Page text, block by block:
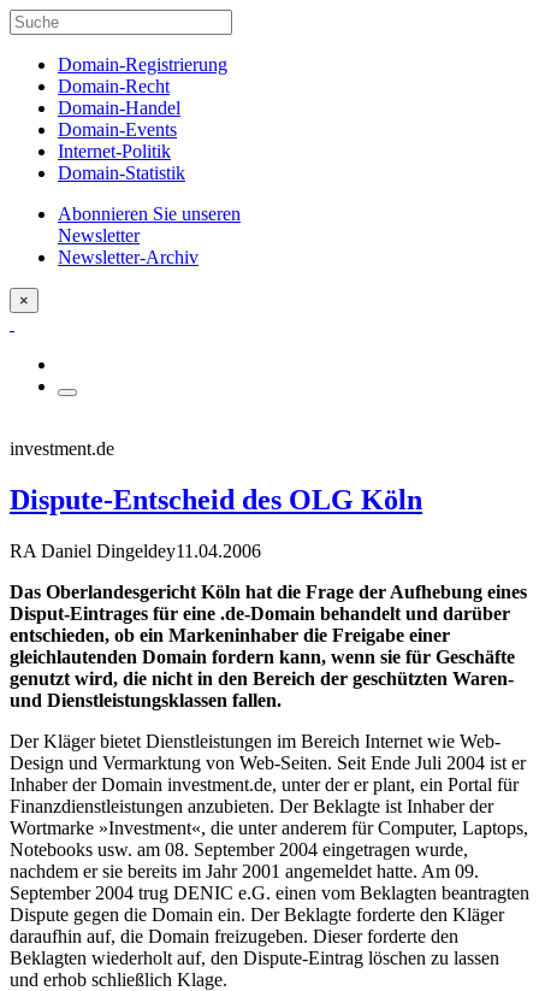
Domain-Registrierung
Domain-Recht
Domain-Handel
Domain-Events
Internet-Politik
Domain-Statistik
Abonnieren Sie unseren
Newsletter
Newsletter-Archiv
×
investment.de
Dispute-Entscheid des OLG Köln
RA Daniel Dingeldey11.04.2006
Das Oberlandesgericht Köln hat die Frage der Aufhebung eines
Disput-Eintrages für eine .de-Domain behandelt und darüber
entschieden, ob ein Markeninhaber die Freigabe einer
gleichlautenden Domain fordern kann, wenn sie für Geschäfte
genutzt wird, die nicht in den Bereich der geschützten Waren-
und Dienstleistungsklassen fallen.
Der Kläger bietet Dienstleistungen im Bereich Internet wie Web-
Design und Vermarktung von Web-Seiten. Seit Ende Juli 2004 ist er
Inhaber der Domain investment.de, unter der er plant, ein Portal für
Finanzdienstleistungen anzubieten. Der Beklagte ist Inhaber der
Wortmarke »Investment«, die unter anderem für Computer, Laptops,
Notebooks usw. am 08. September 2004 eingetragen wurde,
nachdem er sie bereits im Jahr 2001 angemeldet hatte. Am 09.
September 2004 trug DENIC e.G. einen vom Beklagten beantragten
Dispute gegen die Domain ein. Der Beklagte forderte den Kläger
daraufhin auf, die Domain freizugeben. Dieser forderte den
Beklagten wiederholt auf, den Dispute-Eintrag löschen zu lassen
und erhob schließlich Klage.